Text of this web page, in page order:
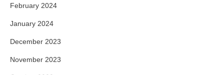
February 2024
January 2024
December 2023
November 2023